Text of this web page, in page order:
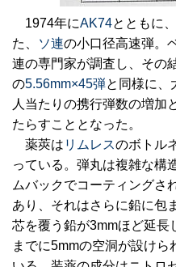
1974年にAK74とともに
た、
ソ連の小口径高速弾。
連の専門家が調査し、その
の5.56mm×45弾と同様に、
人当たりの携行弾数の増加
たらすこととなった。
薬莢は リムレスのボトル
っている。弾丸は複雑な構
ムバックでコーティングさ
あり、それはさらに鉛に包
芯を覆う鉛が3mmほど延長
までに5mmの空洞が設け